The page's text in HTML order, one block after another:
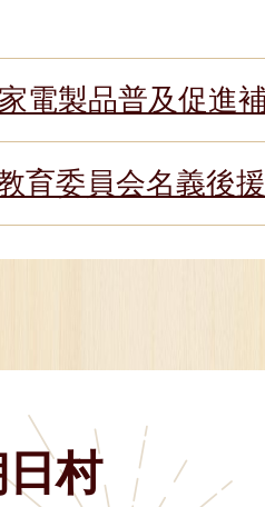
電製品普及促進
育委員会名義後
村